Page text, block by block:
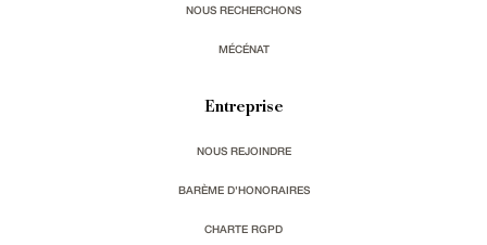
NOUS RECHERCHONS
MÉCÉNAT
Entreprise
NOUS REJOINDRE
BARÈME D'HONORAIRES
CHARTE RGPD